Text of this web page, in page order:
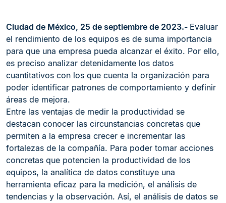
Ciudad de México, 25 de septiembre de 2023.- Evaluar
el rendimiento de los equipos es de suma importancia
para que una empresa pueda alcanzar el éxito. Por ello,
es preciso analizar detenidamente los datos
cuantitativos con los que cuenta la organización para
poder identificar patrones de comportamiento y definir
áreas de mejora.
Entre las ventajas de medir la productividad se
destacan conocer las circunstancias concretas que
permiten a la empresa crecer e incrementar las
fortalezas de la compañía. Para poder tomar acciones
concretas que potencien la productividad de los
equipos, la analítica de datos constituye una
herramienta eficaz para la medición, el análisis de
tendencias y la observación. Así, el análisis de datos se